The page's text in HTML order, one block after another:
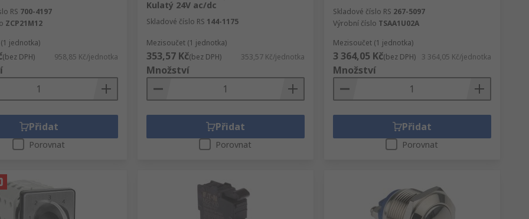
RS 700-4197
ZCP21M12
jednotka)
(bez DPH) 958,85 Kč/jednotka
Přidat
Porovnat
Kulatý 24V ac/dc
Skladové číslo RS 144-1175
Mezisoučet (1 jednotka)
353,57 Kč(bez DPH) 353,57 Kč/jednotka
Množství
Přidat
Porovnat
Skladové číslo RS 267-5097
Výrobní číslo TSAA1U02A
Mezisoučet (1 jednotka)
3 364,05 Kč(bez DPH) 3 364,05 Kč/jednotka
Množství
Přidat
Porovnat